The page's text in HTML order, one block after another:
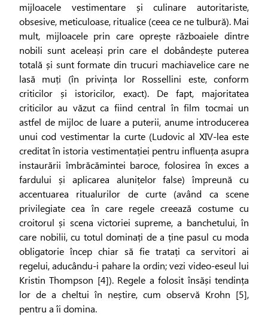
mijloacele vestimentare și culinare autoritariste,
obsesive, meticuloase, ritualice (ceea ce ne tulbură). Mai
mult, mijloacele prin care oprește războaiele dintre
nobili sunt aceleași prin care el dobândește puterea
totală și sunt formate din trucuri machiavelice care ne
lasă muți (în privința lor Rossellini este, conform
criticilor și istoricilor, exact). De fapt, majoritatea
criticilor au văzut ca fiind central în film tocmai un
astfel de mijloc de luare a puterii, anume introducerea
unui cod vestimentar la curte (Ludovic al XIV-lea este
creditat în istoria vestimentației pentru influența asupra
instaurării îmbrăcămintei baroce, folosirea în exces a
fardului și aplicarea alunițelor false) împreună cu
accentuarea ritualurilor de curte (având ca scene
privilegiate cea în care regele creează costume cu
croitorul și scena victoriei supreme, a banchetului, în
care nobilii, cu totul dominați de a ține pasul cu moda
obligatorie încep chiar să fie tratați ca servitori ai
regelui, aducându-i pahare la ordin; vezi video-eseul lui
Kristin Thompson [4]). Regele a folosit însăși tendința
lor de a cheltui în neștire, cum observă Krohn [5],
pentru a îi domina.